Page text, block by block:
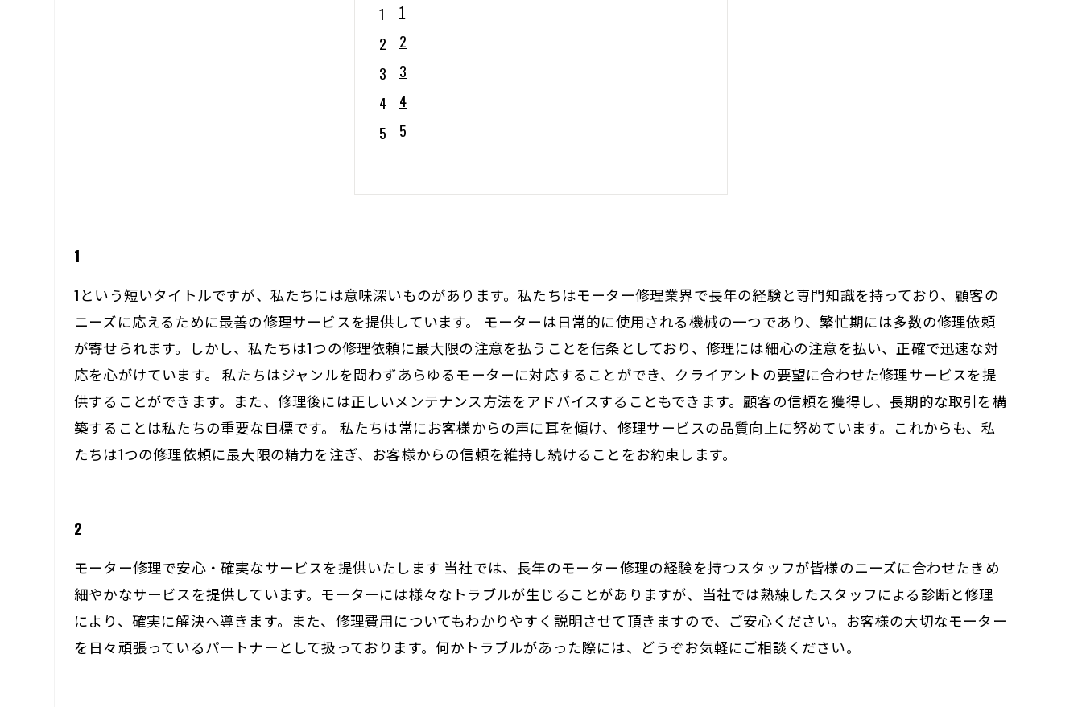
1
2
3
4
5
1
1という短いタイトルですが、私たちには意味深いものがあります。私たちはモーター修理業界で長年の経験と専門知識を持っており、顧客の
ニーズに応えるために最善の修理サービスを提供しています。 モーターは日常的に使用される機械の一つであり、繁忙期には多数の修理依頼
が寄せられます。しかし、私たちは1つの修理依頼に最大限の注意を払うことを信条としており、修理には細心の注意を払い、正確で迅速な対
応を心がけています。 私たちはジャンルを問わずあらゆるモーターに対応することができ、クライアントの要望に合わせた修理サービスを提
供することができます。また、修理後には正しいメンテナンス方法をアドバイスすることもできます。顧客の信頼を獲得し、長期的な取引を構
築することは私たちの重要な目標です。 私たちは常にお客様からの声に耳を傾け、修理サービスの品質向上に努めています。これからも、私
たちは1つの修理依頼に最大限の精力を注ぎ、お客様からの信頼を維持し続けることをお約束します。
2
モーター修理で安心・確実なサービスを提供いたします 当社では、長年のモーター修理の経験を持つスタッフが皆様のニーズに合わせたきめ
細やかなサービスを提供しています。モーターには様々なトラブルが生じることがありますが、当社では熟練したスタッフによる診断と修理
により、確実に解決へ導きます。また、修理費用についてもわかりやすく説明させて頂きますので、ご安心ください。お客様の大切なモーター
を日々頑張っているパートナーとして扱っております。何かトラブルがあった際には、どうぞお気軽にご相談ください。